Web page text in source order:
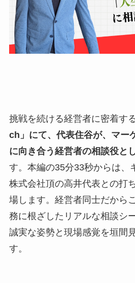
挑戦を続ける経営者に密着す
ch」にて、代表住谷が、マー
に向き合う経営者の相談役と
す。本編の35分33秒からは、
株式会社頂の高井代表との打
場します。経営者同士だから
務に根ざしたリアルな相談シ
誠実な姿勢と現場感覚を垣間
す。